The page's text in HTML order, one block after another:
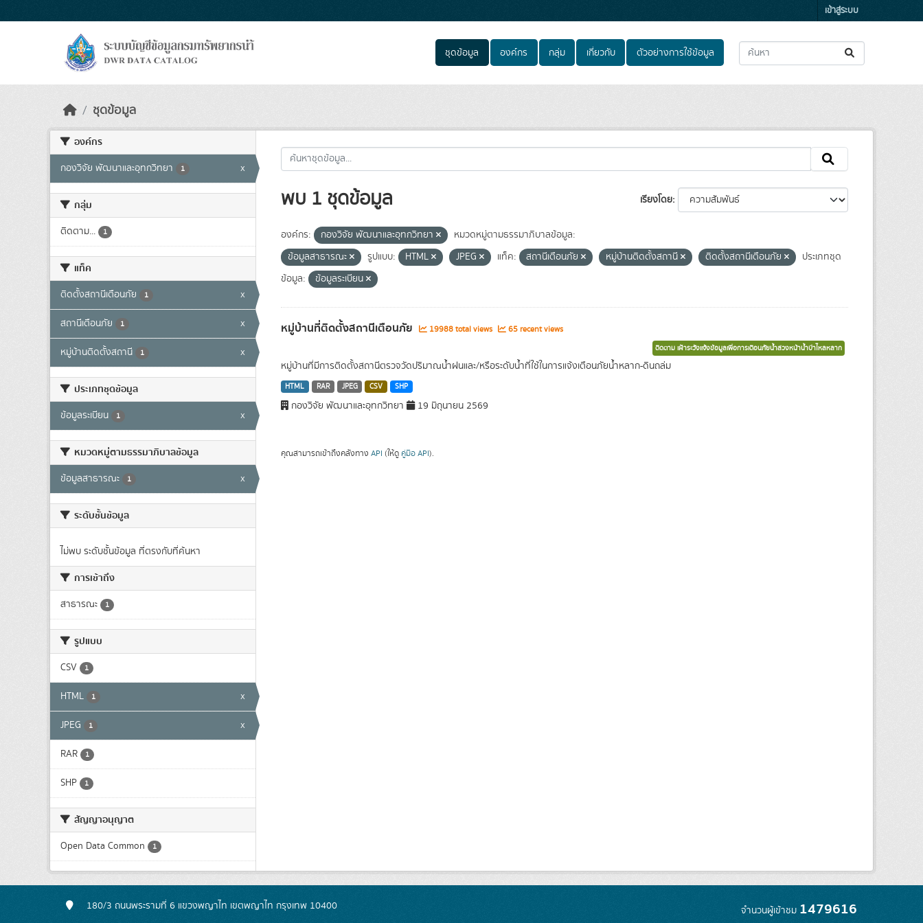
เข้าสู่ระบบ
ชุดข้อมูล องค์กร กลุ่ม เกี่ยวกับ ตัวอย่างการใช้ข้อมูล
ชุดข้อมูล
องค์กร
กองวิจัย พัฒนาและอุทกวิทยา 1 x
กลุ่ม
ติดตาม... 1
แท็ค
ติดตั้งสถานีเตือนภัย 1 x
สถานีเตือนภัย 1 x
หมู่บ้านติดตั้งสถานี 1 x
ประเภทชุดข้อมูล
ข้อมูลระเบียน 1 x
หมวดหมู่ตามธรรมาภิบาลข้อมูล
ข้อมูลสาธารณะ 1 x
ระดับชั้นข้อมูล
ไม่พบ ระดับชั้นข้อมูล ที่ตรงกับที่ค้นหา
การเข้าถึง
สาธารณะ 1
รูปแบบ
CSV 1
HTML 1 x
JPEG 1 x
RAR 1
SHP 1
สัญญาอนุญาต
Open Data Common 1
เรียงโดย
พบ 1 ชุดข้อมูล
องค์กร: กองวิจัย พัฒนาและอุทกวิทยา
หมวดหมู่ตามธรรมาภิบาลข้อมูล:
ข้อมูลสาธารณะ
รูปแบบ: HTML JPEG แท็ค: สถานีเตือนภัย หมู่บ้านติดตั้งสถานี ติดตั้งสถานีเตือนภัย
ประเภทชุด
ข้อมูล:
ข้อมูลระเบียน
หมู่บ้านที่ติดตั้งสถานีเตือนภัย 19988 total views 65 recent views
ติดตาม เฝ้าระวังแจ้งข้อมูลเพื่อการเตือนภัยน้ำล่วงหน้าน้ำป่าไหลหลาก
หมู่บ้านที่มีการติดตั้งสถานีตรวจวัดปริมาณน้ำฝนและ/หรือระดับน้ำที่ใช้ในการแจ้งเตือนภัยน้ำหลาก-ดินถล่ม
HTML RAR JPEG CSV SHP
กองวิจัย พัฒนาและอุทกวิทยา 19 มิถุนายน 2569
คุณสามารถเข้าถึงคลังทาง API (ให้ดู คู่มือ API).
180/3 ถนนพระรามที่ 6 แขวงพญาไท เขตพญาไท กรุงเทพ 10400 จำนวนผู้เข้าชม 1479616